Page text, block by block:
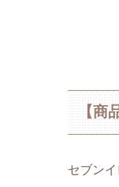
【商
セブン